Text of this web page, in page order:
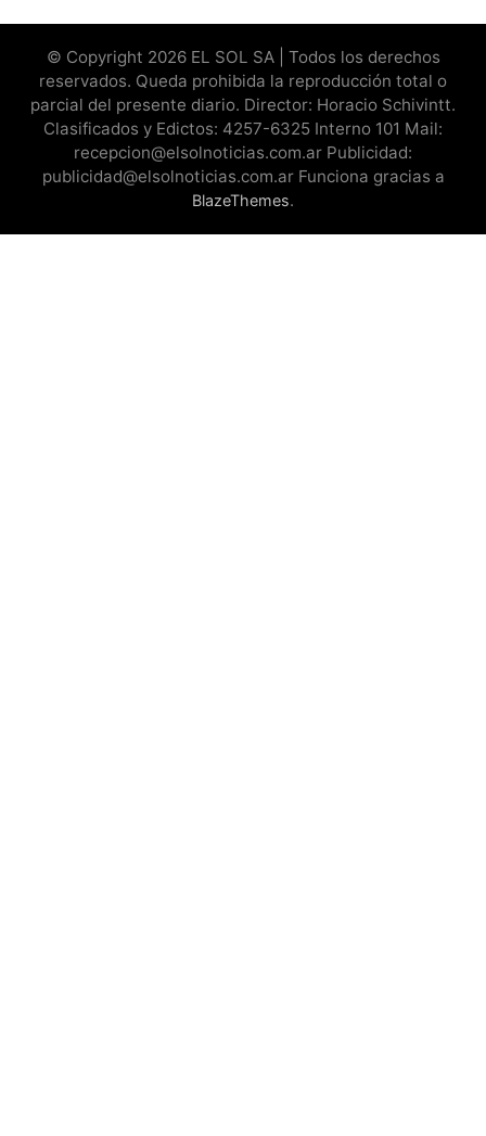
© Copyright 2026 EL SOL SA | Todos los derechos
reservados. Queda prohibida la reproducción total o
parcial del presente diario. Director: Horacio Schivintt.
Clasificados y Edictos: 4257-6325 Interno 101 Mail:
recepcion@elsolnoticias.com.ar Publicidad:
publicidad@elsolnoticias.com.ar Funciona gracias a
BlazeThemes.